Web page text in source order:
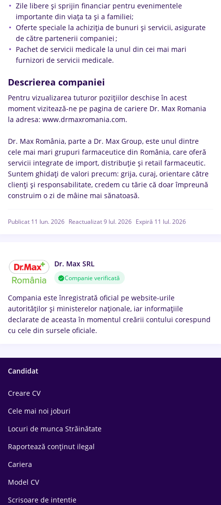
Zile libere și sprijin financiar pentru evenimentele
importante din viața ta și a familiei;
Oferte speciale la achiziția de bunuri și servicii, asigurate
de către partenerii companiei ;
Pachet de servicii medicale la unul din cei mai mari
furnizori de servicii medicale.
Descrierea companiei
Pentru vizualizarea tuturor pozițiilor deschise în acest
moment vizitează-ne pe pagina de cariere Dr. Max Romania
la adresa: www.drmaxromania.com.
Dr. Max România, parte a Dr. Max Group, este unul dintre
cele mai mari grupuri farmaceutice din România, care oferă
servicii integrate de import, distribuție și retail farmaceutic.
Suntem ghidați de valori precum: grija, curaj, orientare către
clienți și responsabilitate, credem cu tărie că doar împreună
construim o zi de mâine mai sănatoasă.
Publicat 11 Iun. 2026 Reactualizat 9 Iul. 2026 Expiră 11 Iul. 2026
Dr. Max SRL
Companie verificată
Compania este înregistrată oficial pe website-urile
autorităților și ministerelor naționale, iar informațiile
declarate de aceasta în momentul creării contului corespund
cu cele din sursele oficiale.
Candidat
Creare CV
Cele mai noi joburi
Locuri de munca Străinătate
Raportează conținut ilegal
Cariera
Model CV
Scrisoare de intentie